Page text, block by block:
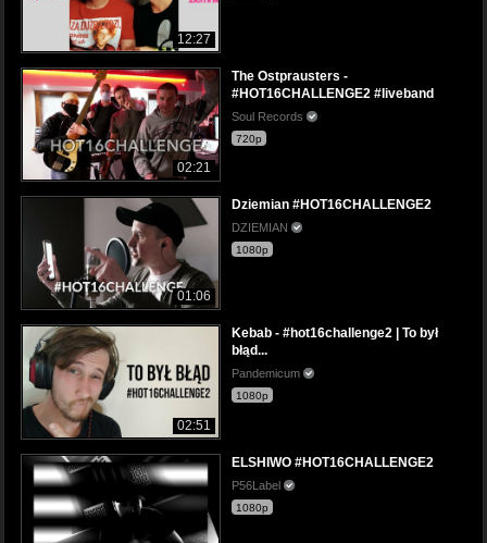
12:27
02:21
The Ostprausters -
#HOT16CHALLENGE2 #liveband
Soul Records
720p
01:06
Dziemian #HOT16CHALLENGE2
DZIEMIAN
1080p
02:51
Kebab - #hot16challenge2 | To był
błąd...
Pandemicum
1080p
ELSHIWO #HOT16CHALLENGE2
P56Label
1080p